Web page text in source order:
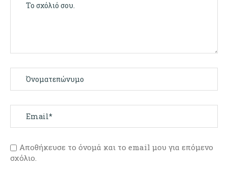
Αποθήκευσε το όνομά και το email μου για επόμενο
σχόλιο.